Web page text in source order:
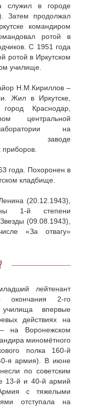
служил в городе
Затем продолжал
командиром
ротой в
С 1951 года
ротой в Иркутском
училище.
Н.М.Кириллов –
Жил в Иркутске,
Краснодар,
центральной
на
заводе
года. Похоронен в
кладбище.
(20.12.1943),
1-й степени
(09.08.1943),
«За отвагу»
лейтенант
окончания 2-го
впервые
действиях на
на Воронежском
миномётного
полка 160-й
я армия). В июне
по советским
13-й и 40-й армий
с тяжелыми
отступала на